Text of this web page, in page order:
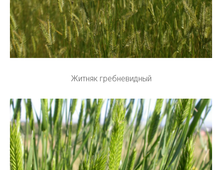
Житняк гребневидный